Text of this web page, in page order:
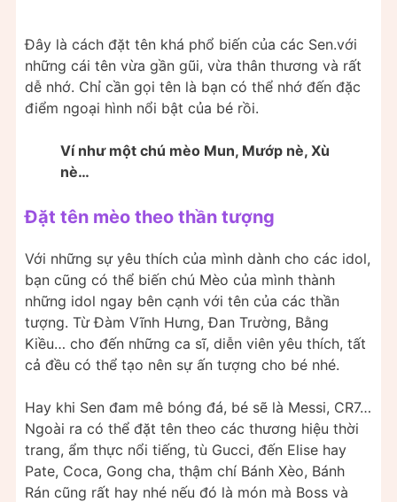
Đây là cách đặt tên khá phổ biến của các Sen.với
những cái tên vừa gần gũi, vừa thân thương và rất
dễ nhớ. Chỉ cần gọi tên là bạn có thể nhớ đến đặc
điểm ngoại hình nổi bật của bé rồi.
Ví như một chú mèo Mun, Mướp nè, Xù
nè…
Đặt tên mèo theo thần tượng
Với những sự yêu thích của mình dành cho các idol,
bạn cũng có thể biến chú Mèo của mình thành
những idol ngay bên cạnh với tên của các thần
tượng. Từ Đàm Vĩnh Hưng, Đan Trường, Bằng
Kiều… cho đến những ca sĩ, diễn viên yêu thích, tất
cả đều có thể tạo nên sự ấn tượng cho bé nhé.
Hay khi Sen đam mê bóng đá, bé sẽ là Messi, CR7…
Ngoài ra có thể đặt tên theo các thương hiệu thời
trang, ẩm thực nổi tiếng, tù Gucci, đến Elise hay
Pate, Coca, Gong cha, thậm chí Bánh Xèo, Bánh
Rán cũng rất hay nhé nếu đó là món mà Boss và